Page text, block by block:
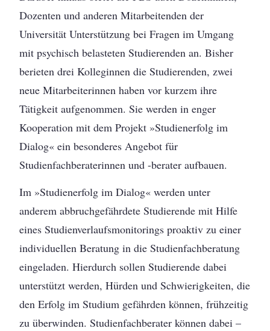
Dozenten und anderen Mitarbeitenden der
Universität Unterstützung bei Fragen im Umgang
mit psychisch belasteten Studierenden an. Bisher
berieten drei Kolleginnen die Studierenden, zwei
neue Mitarbeiterinnen haben vor kurzem ihre
Tätigkeit aufgenommen. Sie werden in enger
Kooperation mit dem Projekt »Studienerfolg im
Dialog« ein besonderes Angebot für
Studienfachberaterinnen und -berater aufbauen.
Im »Studienerfolg im Dialog« werden unter
anderem abbruchgefährdete Studierende mit Hilfe
eines Studienverlaufsmonitorings proaktiv zu einer
individuellen Beratung in die Studienfachberatung
eingeladen. Hierdurch sollen Studierende dabei
unterstützt werden, Hürden und Schwierigkeiten, die
den Erfolg im Studium gefährden können, frühzeitig
zu überwinden. Studienfachberater können dabei –